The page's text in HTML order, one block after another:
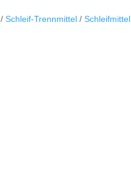
/Schleif-Trennmittel /Schleifmittel